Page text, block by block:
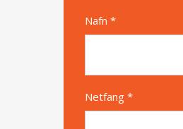
Nafn *
Netfang *